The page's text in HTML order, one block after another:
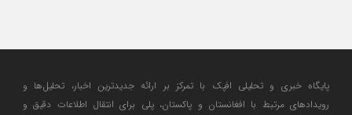
پایگاه خبری و تحلیلی افپک با تمرکز بر ارائه جدیدترین اخبار، تحلیل‌ها و
رویدادهای مرتبط با افغانستان و پاکستان، پلی برای انتقال اطلاعات دقیق و